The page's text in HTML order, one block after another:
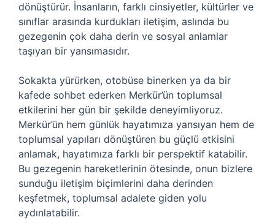
dönüştürür. İnsanların, farklı cinsiyetler, kültürler ve
sınıflar arasında kurdukları iletişim, aslında bu
gezegenin çok daha derin ve sosyal anlamlar
taşıyan bir yansımasıdır.
Sokakta yürürken, otobüse binerken ya da bir
kafede sohbet ederken Merkür’ün toplumsal
etkilerini her gün bir şekilde deneyimliyoruz.
Merkür’ün hem günlük hayatımıza yansıyan hem de
toplumsal yapıları dönüştüren bu güçlü etkisini
anlamak, hayatımıza farklı bir perspektif katabilir.
Bu gezegenin hareketlerinin ötesinde, onun bizlere
sunduğu iletişim biçimlerini daha derinden
keşfetmek, toplumsal adalete giden yolu
aydınlatabilir.